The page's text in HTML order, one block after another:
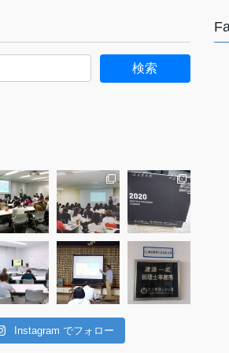
Instagram でフォロー